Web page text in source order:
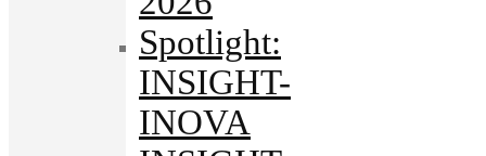
Spotlight:
INSIGHT-
INOVA